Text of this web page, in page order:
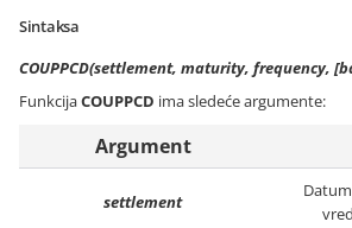
Sintaksa
COUPPCD(settlement, maturity, frequency,
FunkcijaCOUPPCD ima sledeće argumente:
Argument
settlement